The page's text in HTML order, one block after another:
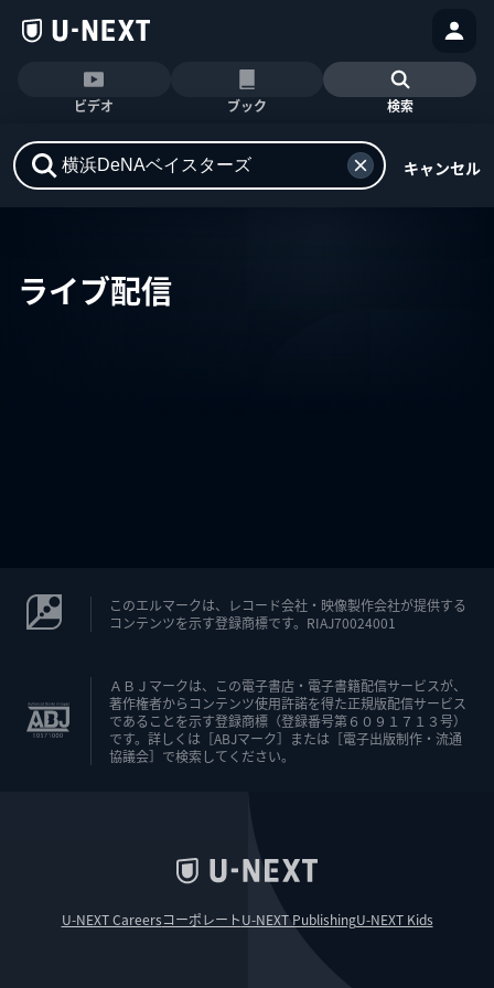
ビデオ ブック 検索
キャンセル
ライブ配信
このエルマークは、レコード会社・映像製作会社が提供する
コンテンツを示す登録商標です。RIAJ70024001
ＡＢＪマークは、この電子書店・電子書籍配信サービスが、
著作権者からコンテンツ使用許諾を得た正規版配信サービス
であることを示す登録商標（登録番号第６０９１７１３号）
です。詳しくは［ABJマーク］または［電子出版制作・流通
協議会］で検索してください。
U-NEXT CareersコーポレートU-NEXT PublishingU-NEXT Kids